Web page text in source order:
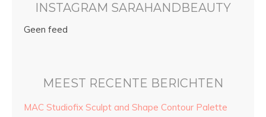
INSTAGRAM SARAHANDBEAUTY
Geen feed
MEEST RECENTE BERICHTEN
MAC Studiofix Sculpt and Shape Contour Palette